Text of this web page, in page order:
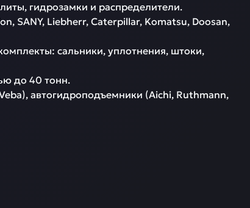
гидрозамки и распределители.
SANY, Liebherr, Caterpillar, Komatsu, Doosan,
сальники, уплотнения, штоки,
до 40 тонн.
автогидроподъемники (Aichi, Ruthmann,